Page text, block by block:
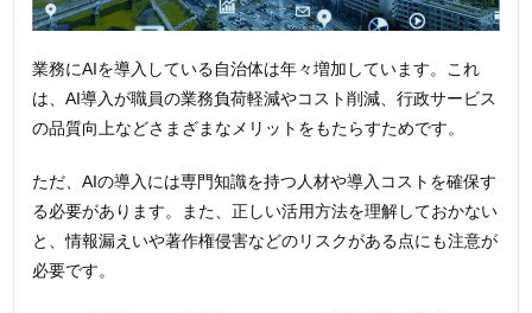
業務にAIを導入している自治体は年々増加しています。これ
は、AI導入が職員の業務負荷軽減やコスト削減、行政サービス
の品質向上などさまざまなメリットをもたらすためです。
ただ、AIの導入には専門知識を持つ人材や導入コストを確保す
る必要があります。また、正しい活用方法を理解しておかない
と、情報漏えいや著作権侵害などのリスクがある点にも注意が
必要です。